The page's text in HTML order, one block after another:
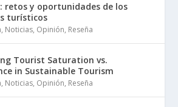
retos y oportunidades de los
turísticos
, Noticias, Opinión, Reseña
Tourist Saturation vs.
in Sustainable Tourism
, Noticias, Opinión, Reseña